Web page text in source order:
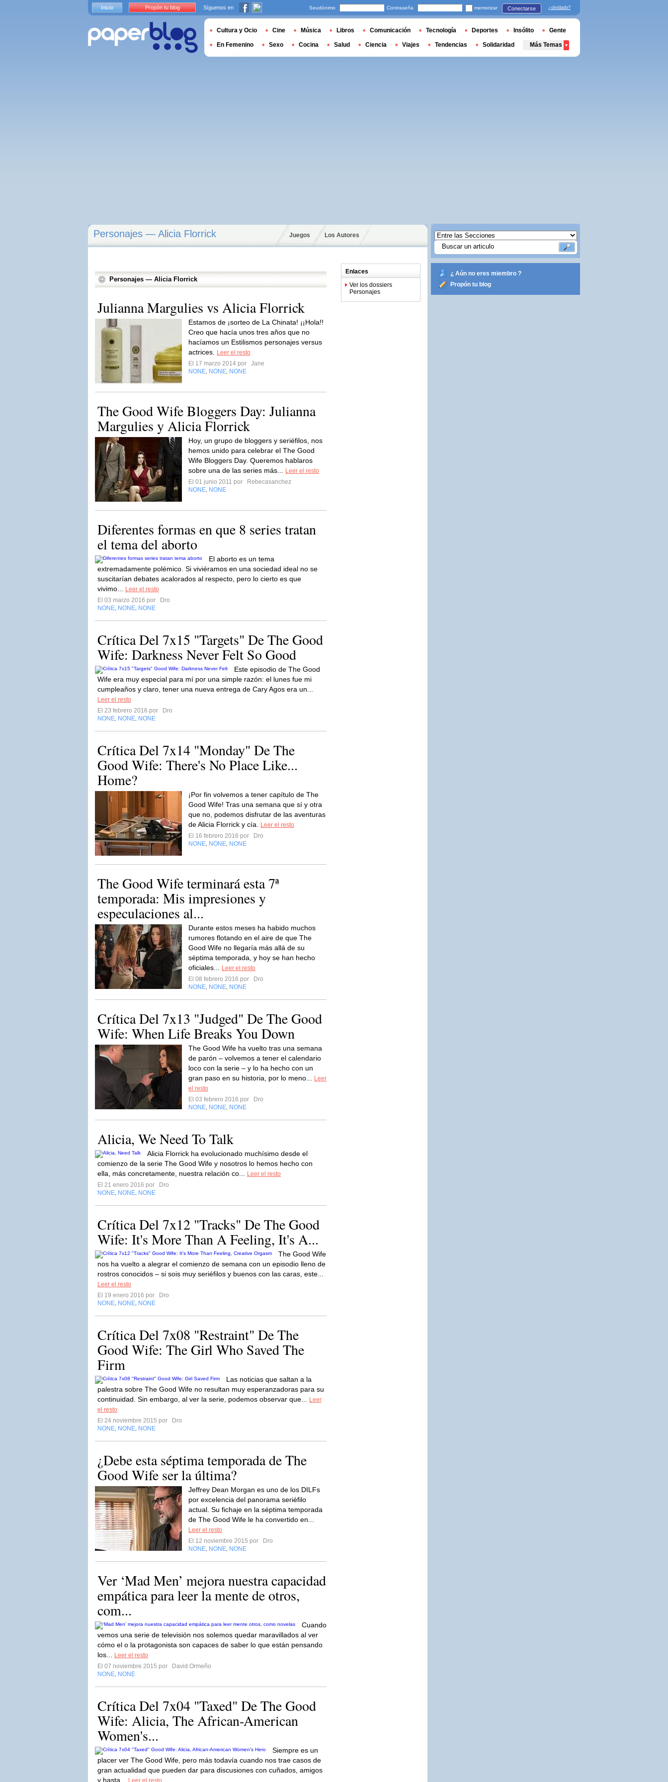
Personajes — Alicia Florrick Juegos Los Autores
Personajes — Alicia Florrick
Julianna Margulies vs Alicia Florrick
Estamos de ¡sorteo de La Chinata! ¡¡Hola!!
Creo que hacía unos tres años que no
hacíamos un Estilismos personajes versus
actrices.
Leer el resto
El 17 marzo 2014 por
Jane
NONE NONE NONE
The Good Wife Bloggers Day: Julianna
Margulies y Alicia Florrick
Hoy, un grupo de bloggers y seriéfilos, nos
hemos unido para celebrar el The Good
Wife Bloggers Day. Queremos hablaros
sobre una de las series más...
Leer el resto
El 01 junio 2011 por
Rebecasanchez
NONE NONE
Diferentes formas en que 8 series tratan
el tema del aborto
El aborto es un tema
extremadamente polémico. Si viviéramos en una sociedad ideal no se
suscitarían debates acalorados al respecto, pero lo cierto es que
vivimo...
Leer el resto
El 03 marzo 2016 por
Dro
NONE NONE NONE
Crítica Del 7x15 "Targets" De The Good
Wife: Darkness Never Felt So Good
Este episodio de The Good
Wife era muy especial para mí por una simple razón: el lunes fue mi
cumpleaños y claro, tener una nueva entrega de Cary Agos era un...
Leer el resto
El 23 febrero 2016 por
Dro
NONE NONE NONE
Crítica Del 7x14 "Monday" De The
Good Wife: There's No Place Like...
Home?
¡Por fin volvemos a tener capítulo de The
Good Wife! Tras una semana que sí y otra
que no, podemos disfrutar de las aventuras
de Alicia Florrick y cía.
Leer el resto
El 16 febrero 2016 por
Dro
NONE NONE NONE
The Good Wife terminará esta 7ª
temporada: Mis impresiones y
especulaciones al...
Durante estos meses ha habido muchos
rumores flotando en el aire de que The
Good Wife no llegaría más allá de su
séptima temporada, y hoy se han hecho
oficiales...
Leer el resto
El 08 febrero 2016 por
Dro
NONE NONE NONE
Crítica Del 7x13 "Judged" De The Good
Wife: When Life Breaks You Down
The Good Wife ha vuelto tras una semana
de parón – volvemos a tener el calendario
loco con la serie – y lo ha hecho con un
gran paso en su historia, por lo meno...
Leer
el resto
El 03 febrero 2016 por
Dro
NONE NONE NONE
Alicia, We Need To Talk
Alicia Florrick ha evolucionado muchísimo desde el
comienzo de la serie The Good Wife y nosotros lo hemos hecho con
ella, más concretamente, nuestra relación co...
Leer el resto
El 21 enero 2016 por
Dro
NONE NONE NONE
Crítica Del 7x12 "Tracks" De The Good
Wife: It's More Than A Feeling, It's A...
The Good Wife
nos ha vuelto a alegrar el comienzo de semana con un episodio lleno de
rostros conocidos – si sois muy seriéfilos y buenos con las caras, este...
Leer el resto
El 19 enero 2016 por
Dro
NONE NONE NONE
Crítica Del 7x08 "Restraint" De The
Good Wife: The Girl Who Saved The
Firm
Las noticias que saltan a la
palestra sobre The Good Wife no resultan muy esperanzadoras para su
continuidad. Sin embargo, al ver la serie, podemos observar que...
Leer
el resto
El 24 noviembre 2015 por
Dro
NONE NONE NONE
¿Debe esta séptima temporada de The
Good Wife ser la última?
Jeffrey Dean Morgan es uno de los DILFs
por excelencia del panorama seriéfilo
actual. Su fichaje en la séptima temporada
de The Good Wife le ha convertido en...
Leer el resto
El 12 noviembre 2015 por
Dro
NONE NONE NONE
Ver ‘Mad Men’ mejora nuestra capacidad
empática para leer la mente de otros,
com...
Cuando
vemos una serie de televisión nos solemos quedar maravillados al ver
cómo el o la protagonista son capaces de saber lo que están pensando
los...
Leer el resto
El 07 noviembre 2015 por
David Ormeño
NONE NONE
Crítica Del 7x04 "Taxed" De The Good
Wife: Alicia, The African-American
Women's...
Siempre es un
placer ver The Good Wife, pero más todavía cuando nos trae casos de
gran actualidad que pueden dar para discusiones con cuñados, amigos
y hasta...
Leer el resto
Enlaces
Ver los dossiers
Personajes
¿ Aún no eres miembro ?
Propón tu blog
Inicio Propón tu blog Síguenos en Seudónimo Contraseña memorizar Conectarse ¿olvidado?
Cultura y Ocio Cine Música Libros Comunicación Tecnología Deportes Insólito Gente
En Femenino Sexo Cocina Salud Ciencia Viajes Tendencias Solidaridad Más Temas